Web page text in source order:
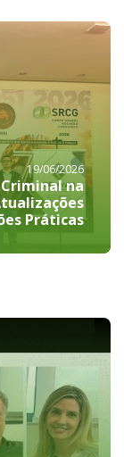
19/06/2026
na
Práticas